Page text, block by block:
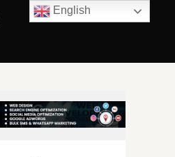
English